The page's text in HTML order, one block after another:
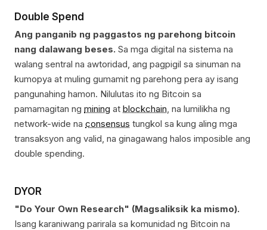
Double Spend
Ang panganib ng paggastos ng parehong bitcoin
nang dalawang beses. Sa mga digital na sistema na
walang sentral na awtoridad, ang pagpigil sa sinuman na
kumopya at muling gumamit ng parehong pera ay isang
pangunahing hamon. Nilulutas ito ng Bitcoin sa
pamamagitan ng mining at blockchain, na lumilikha ng
network-wide na consensus tungkol sa kung aling mga
transaksyon ang valid, na ginagawang halos imposible ang
double spending.
DYOR
"Do Your Own Research" (Magsaliksik ka mismo).
Isang karaniwang parirala sa komunidad ng Bitcoin na